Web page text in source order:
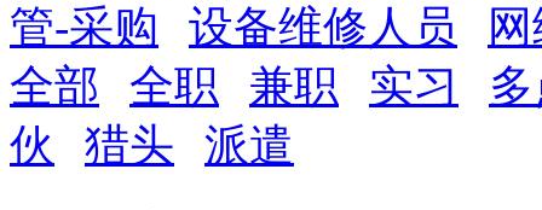
法定节假日三薪 工龄奖 带薪年假 年终
晋升与政策
8小时工作制 周末双休
管-采购
设备维修人员
全部
全职 兼职 实习
伙
猎头 派遣